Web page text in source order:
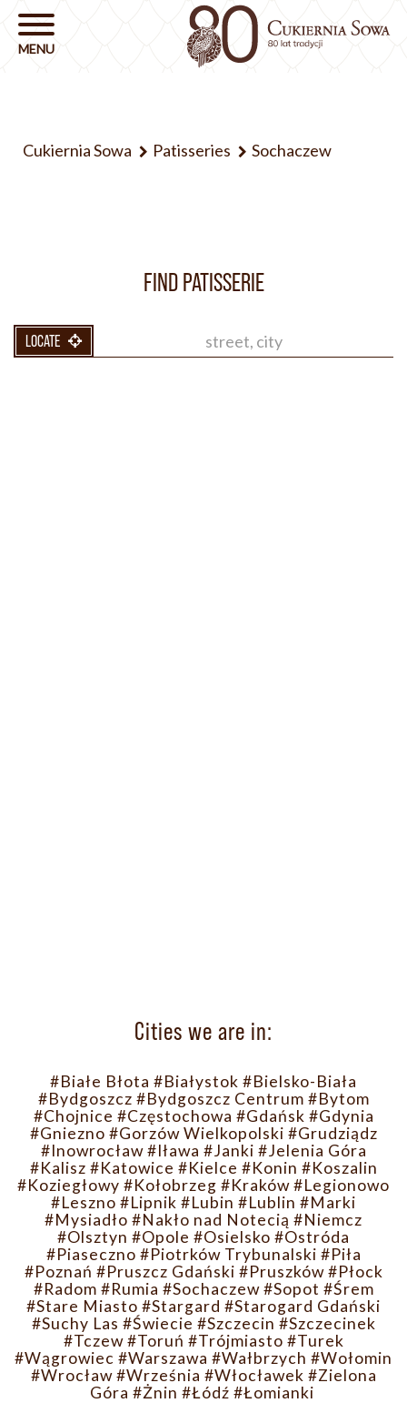
Cukiernia Sowa Patisseries Sochaczew
FIND PATISSERIE
LOCATE
Cities we are in:
#Białe Błota #Białystok #Bielsko-Biała
#Bydgoszcz #Bydgoszcz Centrum #Bytom
#Chojnice #Częstochowa #Gdańsk #Gdynia
#Gniezno #Gorzów Wielkopolski #Grudziądz
#Inowrocław #Iława #Janki #Jelenia Góra
#Kalisz #Katowice #Kielce #Konin #Koszalin
#Koziegłowy #Kołobrzeg #Kraków#Legionowo
#Leszno #Lipnik #Lubin #Lublin #Marki
#Mysiadło #Nakło nad Notecią #Niemcz
#Olsztyn #Opole #Osielsko #Ostróda
#Piaseczno #Piotrków Trybunalski #Piła
#Poznań #Pruszcz Gdański #Pruszków #Płock
#Radom #Rumia #Sochaczew #Sopot #Śrem
#Stare Miasto #Stargard #Starogard Gdański
#Suchy Las #Świecie #Szczecin #Szczecinek
#Tczew #Toruń #Trójmiasto #Turek
#Wągrowiec #Warszawa #Wałbrzych #Wołomin
#Wrocław #Września #Włocławek #Zielona
Góra #Żnin #Łódź #Łomianki